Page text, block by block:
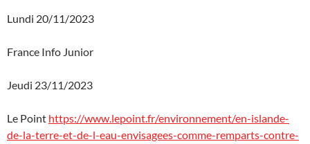
Lundi 20/11/2023
France Info Junior
Jeudi 23/11/2023
Le Point https://www.lepoint.fr/environnement/en-islande-
de-la-terre-et-de-l-eau-envisagees-comme-remparts-contre-